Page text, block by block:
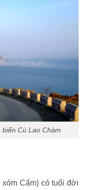
Cù Lao Chàm
Cấm) có tuổi đời